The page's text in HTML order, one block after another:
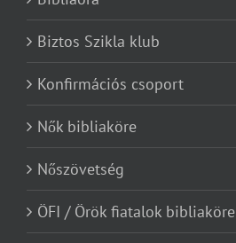
Biztos Szikla klub
Konfirmációs csoport
Nők bibliaköre
Nőszövetség
ÖFI / Örök fiatalok bibliaköre